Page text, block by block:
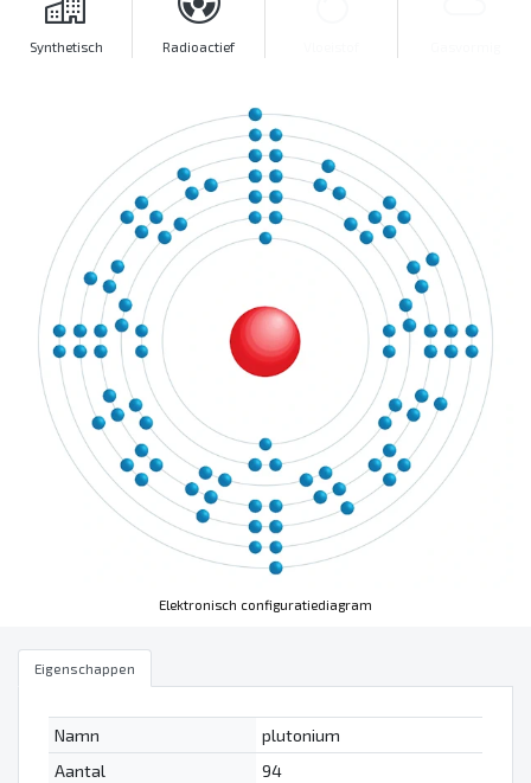
Synthetisch Radioactief
Elektronisch configuratiediagram
Eigenschappen
Namn
plutonium
Aantal
94